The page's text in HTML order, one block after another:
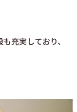
充実しており、